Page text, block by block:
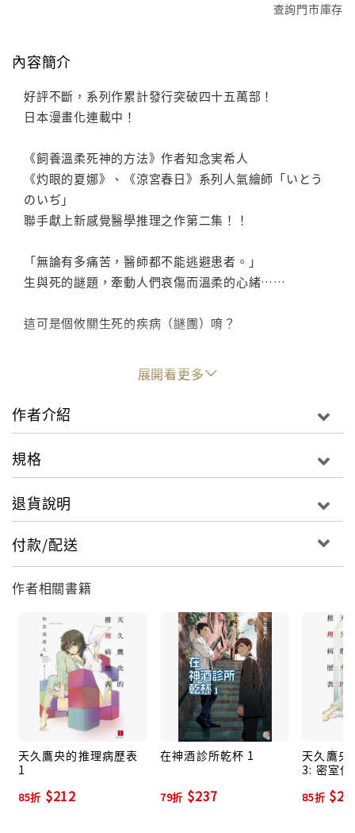
查詢門市庫存
內容簡介
好評不斷，系列作累計發行突破四十五萬部！
日本漫畫化連載中！
《飼養溫柔死神的方法》作者知念実希人
《灼眼的夏娜》、《涼宮春日》系列人氣繪師「いとう
のいぢ」
聯手獻上新感覺醫學推理之作第二集！！
「無論有多痛苦，醫師都不能逃避患者。」
生與死的謎題，牽動人們哀傷而溫柔的心緒……
這可是個攸關生死的疾病（謎團）唷？
主訴自己的碳酸飲料被下毒的卡車司機、哭著說半夜出
現吸血鬼的護理師、表示病房裡有天使的少年──棘手病
人的巢窟統括診斷部，今天也湧進了許多令人費解的病
例。然而在看似荒誕無稽的事件背後，那些「真凶」其
前所未有的天才女醫師‧天久鷹央將透過「診斷」來解開
展開看更多
作者介紹
規格
退貨說明
付款/配送
作者相關書籍
天久鷹央的推理病歷表
1
85折 $212
在神酒診所乾杯 1
79折 $237
天久鷹央
3: 密室偏
85折